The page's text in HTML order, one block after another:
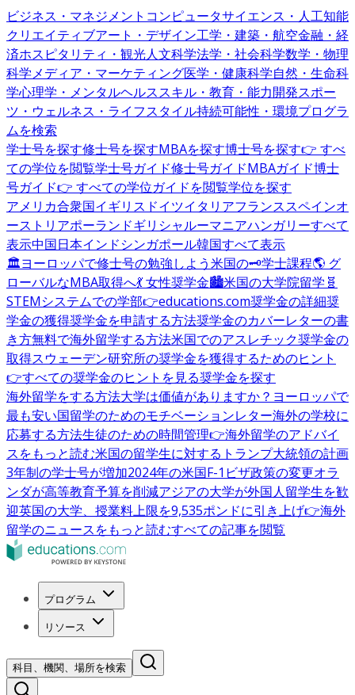
ビジネス・マネジメント コンピュータサイエンス・人工知能
クリエイティブアート・デザイン工学・建築・航空金融・経
済ホスピタリティ・観光人文科学法学・社会科学数学・物理
科学メディア・マーケティング医学・健康科学自然・生命科
学心理学・メンタルヘルススキル・教育・能力開発スポー
ツ・ウェルネス・ライフスタイル持続可能性・環境プログラ
ムを検索
学士号を探す修士号を探すMBAを探す博士号を探す👉 すべ
ての学位を閲覧学士号ガイド修士号ガイドMBAガイド博士
号ガイド👉 すべての学位ガイドを閲覧学位を探す
アメリカ合衆国イギリス ドイツイタリアフランススペインオ
ーストリアポーランドギリシャルーマニアハンガリーすべて
表示中国日本インドシンガポール韓国すべて表示
🏛️ヨーロッパで修士号の勉強しよう米国の🗝️学士課程🌎 グ
ローバルなMBA取得へ💃 女性奨学金🏙️米国の大学院留学 🧬
STEMシステムでの学部👉educations.com奨学金の詳細奨
学金の獲得奨学金を申請する方法奨学金のカバーレターの書
き方無料で海外留学する方法米国でのアスレチック奨学金の
取得スウェーデン研究所の奨学金を獲得するためのヒント
👉すべての奨学金のヒントを見る奨学金を探す
海外留学をする方法大学は価値がありますか？ ヨーロッパで
最も安い国留学のためのモチベーションレター海外の学校に
応募する方法生徒のための時間管理👉海外留学のアドバイ
スをもっと読む米国の留学生に対するトランプ大統領の計画
3年制の学士号が増加2024年の米国F-1ビザ政策の変更オラ
ンダが高等教育予算を削減アジアの大学が外国人留学生を歓
迎英国の大学、授業料上限を9,535ポンドに引き上げ👉海外
留学のニュースをもっと読むすべての記事を閲覧
プログラム
リソース
科目、機関、場所を検索